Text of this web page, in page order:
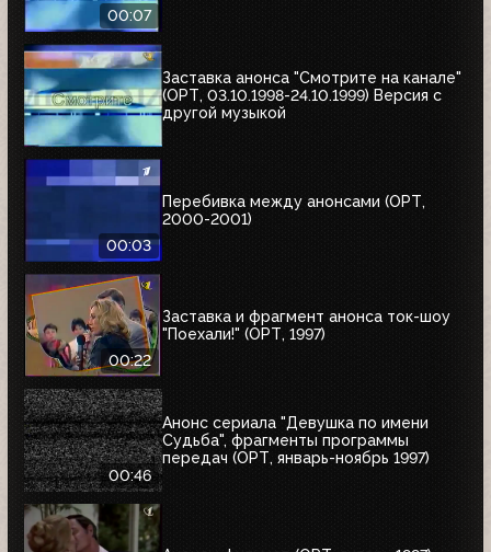
00:07
Заставка анонса "Смотрите на канале"
(ОРТ, 03.10.1998-24.10.1999) Версия с
другой музыкой
00:03
Перебивка между анонсами (ОРТ,
2000-2001)
00:22
Заставка и фрагмент анонса ток-шоу
"Поехали!" (ОРТ, 1997)
00:46
Анонс сериала "Девушка по имени
Судьба", фрагменты программы
передач (ОРТ, январь-ноябрь 1997)